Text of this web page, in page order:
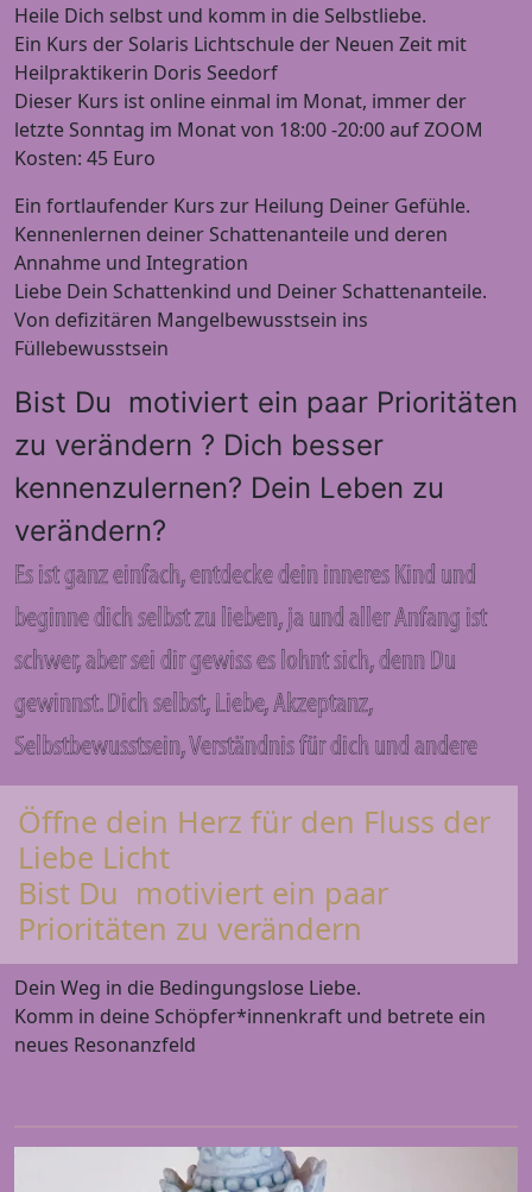
Heile Dich selbst und komm in die Selbstliebe.
Ein Kurs der Solaris Lichtschule der Neuen Zeit mit
Heilpraktikerin Doris Seedorf
Dieser Kurs ist online einmal im Monat, immer der
letzte Sonntag im Monat von 18:00 -20:00 auf ZOOM
Kosten: 45 Euro
Ein fortlaufender Kurs zur Heilung Deiner Gefühle.
Kennenlernen deiner Schattenanteile und deren
Annahme und Integration
Liebe Dein Schattenkind und Deiner Schattenanteile.
Von defizitären Mangelbewusstsein ins
Füllebewusstsein
Bist Du motiviert ein paar Prioritäten
zu verändern ? Dich besser
kennenzulernen? Dein Leben zu
verändern?
Es ist ganz einfach, entdecke dein inneres Kind und
beginne dich selbst zu lieben, ja und aller Anfang ist
schwer, aber sei dir gewiss es lohnt sich, denn Du
gewinnst. Dich selbst, Liebe, Akzeptanz,
Selbstbewusstsein, Verständnis für dich und andere
Öffne dein Herz für den Fluss der
Liebe Licht
Bist Du motiviert ein paar
Prioritäten zu verändern
Dein Weg in die Bedingungslose Liebe.
Komm in deine Schöpfer*innenkraft und betrete ein
neues Resonanzfeld